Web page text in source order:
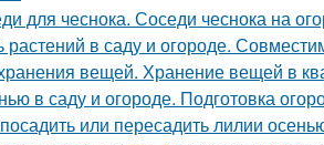
для чеснока. Соседи чеснока на
в саду и огороде.
вещей. Хранение вещей в
в саду и огороде. Подготовка
или пересадить лилии